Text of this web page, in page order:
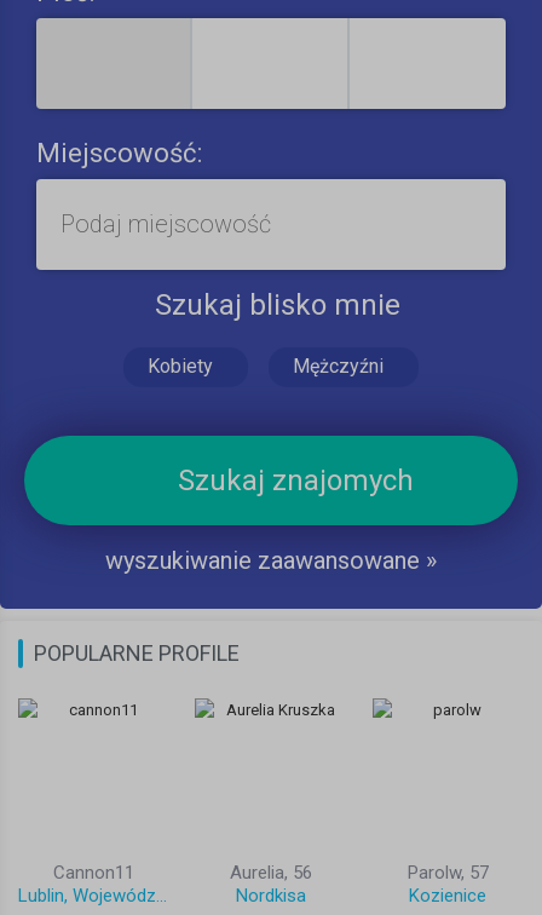
Miejscowość:
Szukaj blisko mnie
Kobiety Mężczyźni
Szukaj znajomych
wyszukiwanie zaawansowane »
POPULARNE PROFILE
Cannon11
Lublin, Województwo lubelskie, Polska
Aurelia, 56
Nordkisa
Parolw, 57
Kozienice